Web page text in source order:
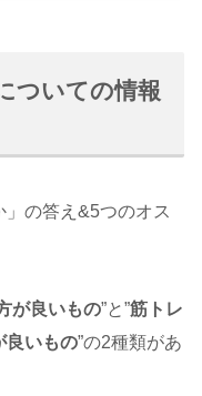
ついての情報
」の答え&5つのオス
が良いもの”と”筋トレ
良いもの”の2種類があ